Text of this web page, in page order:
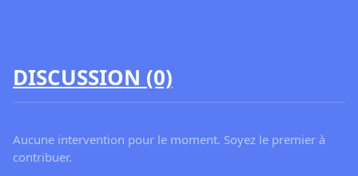
DISCUSSION (0)
Aucune intervention pour le moment. Soyez le premier à
contribuer.